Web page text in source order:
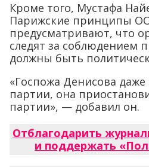
Кроме того, Мустафа
Парижские принципы
предусматривают, что
следят за соблюдением
должны быть
«Госпожа Денисова
партии, она
партии», — добавил он.
Отблагодарить
и поддержать